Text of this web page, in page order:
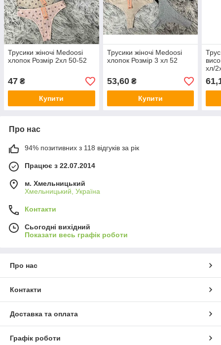
Трусики жіночі Medoosi
хлопок Розмір 2хл 50-52
47 ₴
Купити
Трусики жіночі Medoosi
хлопок Розмір 3 хл 52
53,60₴
Купити
хл/
54-
Про нас
94% позитивних з 118 відгуків за рік
Працює з 22.07.2014
м. Хмельницький
Хмельницький, Україна
Контакти
Сьогодні вихідний
Показати весь графік роботи
Про нас
Контакти
Доставка та оплата
Графік роботи